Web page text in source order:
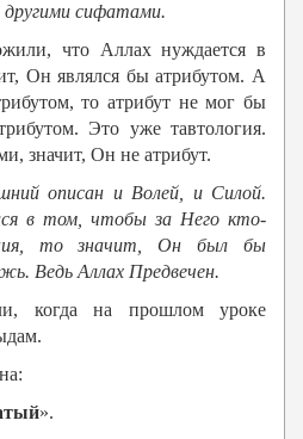
сифатами.
что Аллах нуждается в
Он являлся бы атрибутом. А
то атрибут не мог бы
Это уже тавтология.
значит, Он не атрибут.
описан и Волей, и Силой.
в том, чтобы за Него кто-
то значит, Он был бы
Ведь Аллах Предвечен.
когда на прошлом уроке
».